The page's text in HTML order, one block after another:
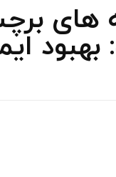
های
بهبود